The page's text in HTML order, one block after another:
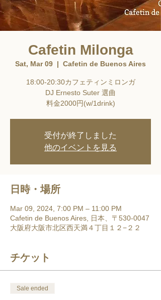
Cafetin Milonga
Sat, Mar 09
  |
Cafetin de Buenos Aires
18:00-20:30カフェティンミロンガ
DJ Ernesto Suter 選曲
料金2000円(w/1drink)
受付が終了しました
他のイベントを見る
日時・場所
Mar 09, 2024, 7:00 PM – 11:00 PM
Cafetin de Buenos Aires, 日本、〒530-0047
大阪府大阪市北区西天満４丁目１２−２２
チケット
Sale ended